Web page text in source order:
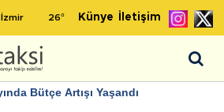
26° Künye İletişim
Bütçe Artışı Yaşandı